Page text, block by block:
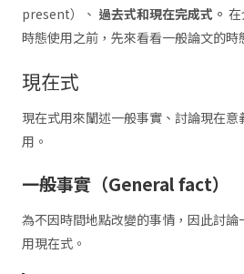
present）、 過去式和現在完成式。
時態使用之前，先來看看一般論文的時
現在式
現在式用來闡述一般事實、討論現在
用。
一般事實（General fact）
為不因時間地點改變的事情，因此討
用現在式。